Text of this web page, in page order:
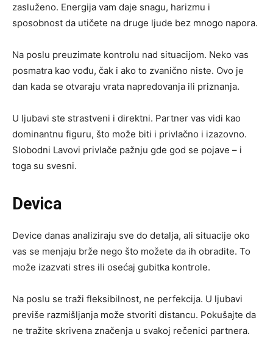
zasluženo. Energija vam daje snagu, harizmu i
sposobnost da utičete na druge ljude bez mnogo napora.
Na poslu preuzimate kontrolu nad situacijom. Neko vas
posmatra kao vođu, čak i ako to zvanično niste. Ovo je
dan kada se otvaraju vrata napredovanja ili priznanja.
U ljubavi ste strastveni i direktni. Partner vas vidi kao
dominantnu figuru, što može biti i privlačno i izazovno.
Slobodni Lavovi privlače pažnju gde god se pojave – i
toga su svesni.
Devica
Device danas analiziraju sve do detalja, ali situacije oko
vas se menjaju brže nego što možete da ih obradite. To
može izazvati stres ili osećaj gubitka kontrole.
Na poslu se traži fleksibilnost, ne perfekcija. U ljubavi
previše razmišljanja može stvoriti distancu. Pokušajte da
ne tražite skrivena značenja u svakoj rečenici partnera.